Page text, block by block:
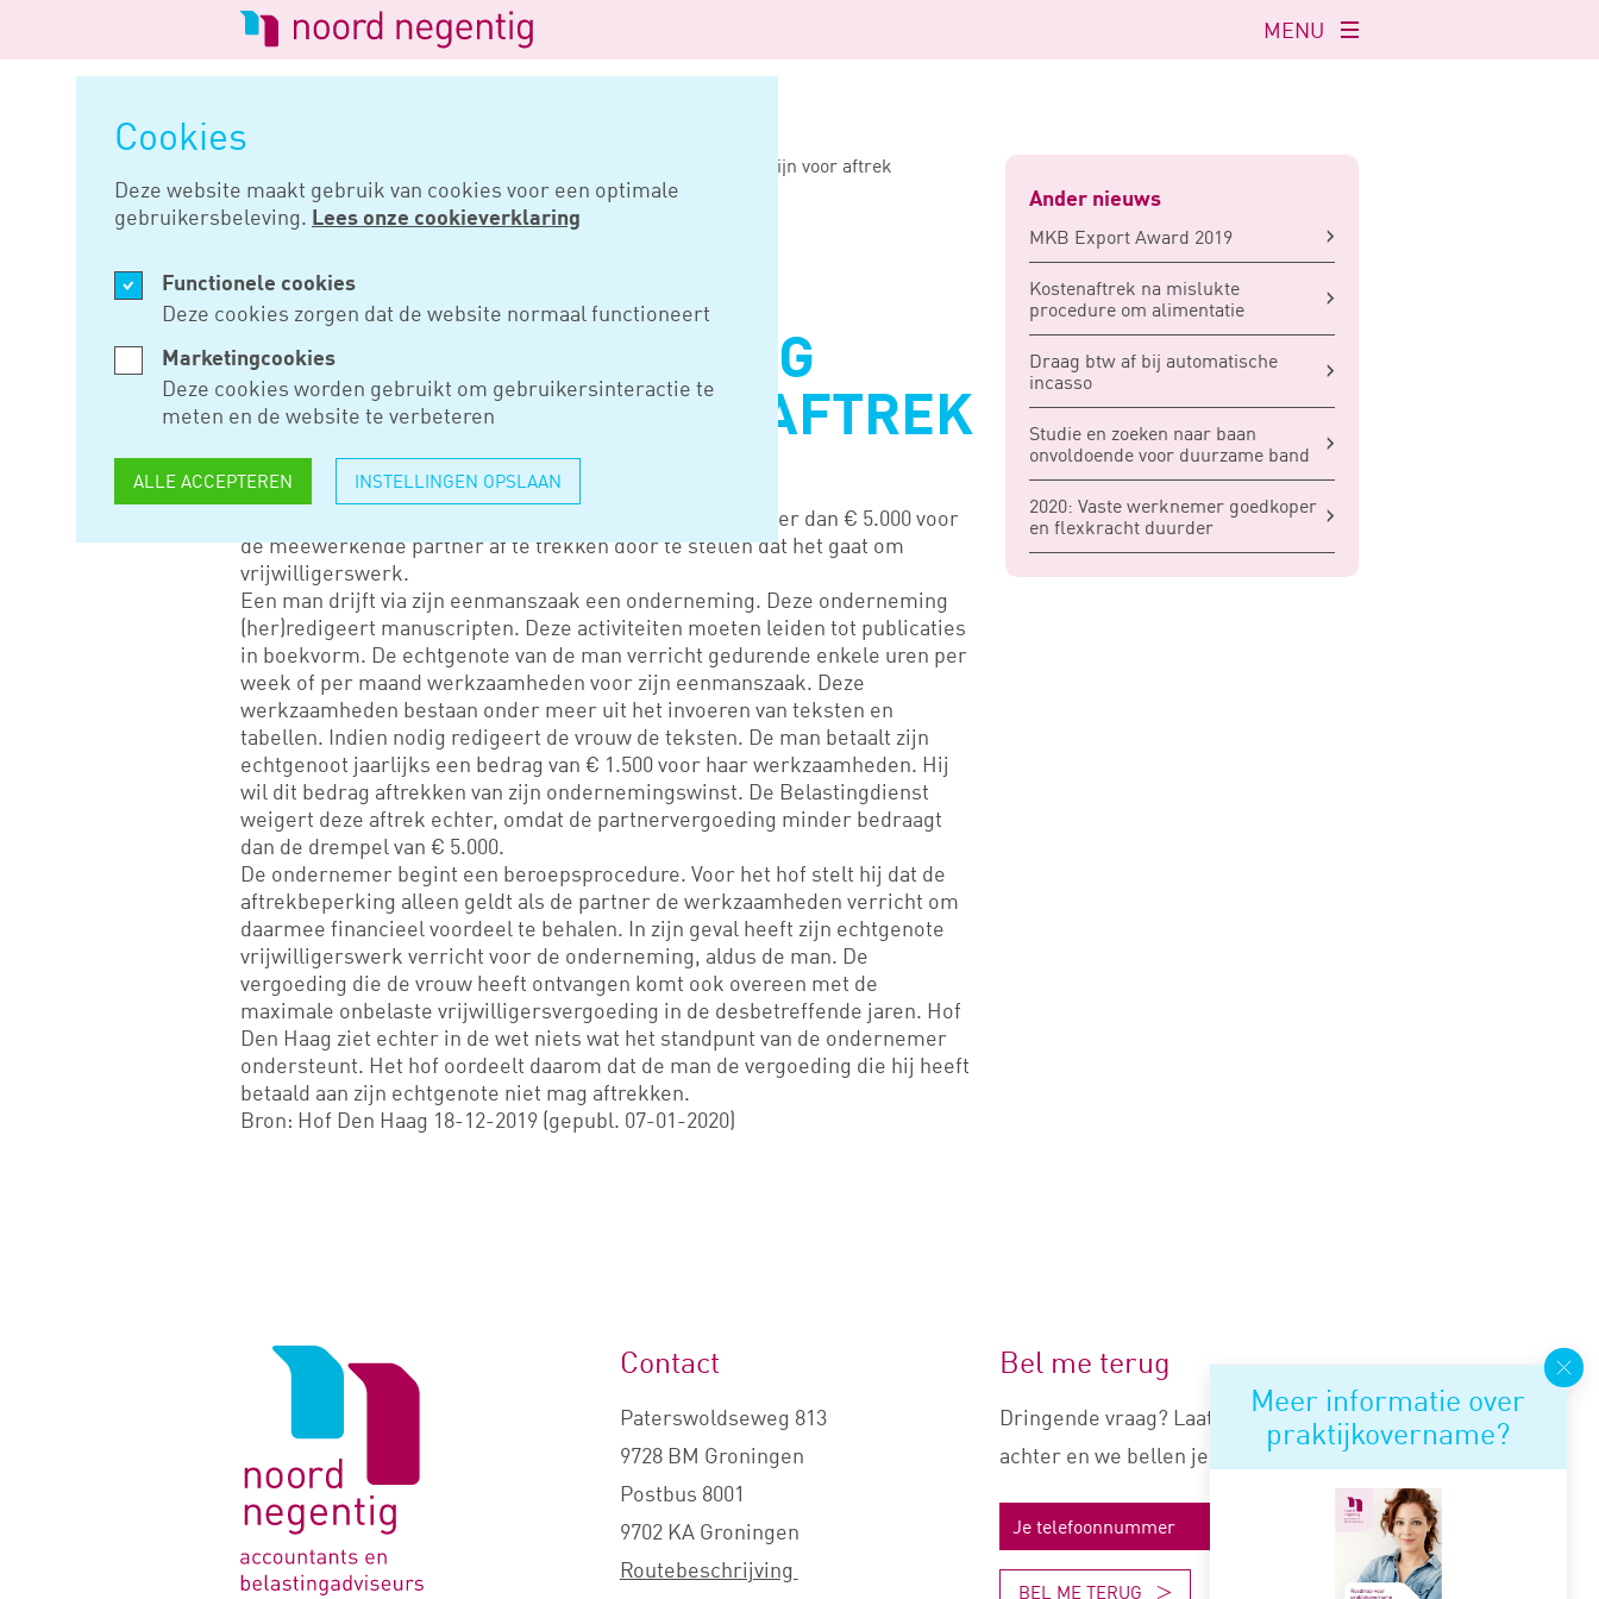
Cookies
Deze website maakt gebruik van cookies voor een optimale
gebruikersbeleving. Lees onze cookieverklaring
Functionele cookies
Deze cookies zorgen dat de website normaal functioneert
Marketingcookies
Deze cookies worden gebruikt om gebruikersinteractie te
meten en de website te verbeteren
ALLE ACCEPTEREN INSTELLINGEN OPSLAAN
Logo
van
Noord
Negentig
Navigatie
openen
MENU
Vergoeding voor partner moet hoog genoeg zijn voor aftrek
JAN 09, 2020
VERGOEDING VOOR
PARTNER MOET HOOG
GENOEG ZIJN VOOR AFTREK
Het is niet mogelijk om een arbeidsvergoeding van minder dan € 5.000 voor
de meewerkende partner af te trekken door te stellen dat het gaat om
vrijwilligerswerk.
Een man drijft via zijn eenmanszaak een onderneming. Deze onderneming
(her)redigeert manuscripten. Deze activiteiten moeten leiden tot publicaties
in boekvorm. De echtgenote van de man verricht gedurende enkele uren per
week of per maand werkzaamheden voor zijn eenmanszaak. Deze
werkzaamheden bestaan onder meer uit het invoeren van teksten en
tabellen. Indien nodig redigeert de vrouw de teksten. De man betaalt zijn
echtgenoot jaarlijks een bedrag van € 1.500 voor haar werkzaamheden. Hij
wil dit bedrag aftrekken van zijn ondernemingswinst. De Belastingdienst
weigert deze aftrek echter, omdat de partnervergoeding minder bedraagt
dan de drempel van € 5.000.
De ondernemer begint een beroepsprocedure. Voor het hof stelt hij dat de
aftrekbeperking alleen geldt als de partner de werkzaamheden verricht om
daarmee financieel voordeel te behalen. In zijn geval heeft zijn echtgenote
vrijwilligerswerk verricht voor de onderneming, aldus de man. De
vergoeding die de vrouw heeft ontvangen komt ook overeen met de
maximale onbelaste vrijwilligersvergoeding in de desbetreffende jaren. Hof
Den Haag ziet echter in de wet niets wat het standpunt van de ondernemer
ondersteunt. Het hof oordeelt daarom dat de man de vergoeding die hij heeft
betaald aan zijn echtgenote niet mag aftrekken.
Bron: Hof Den Haag 18-12-2019 (gepubl. 07-01-2020)
Ander nieuws
MKB Export Award 2019
Kostenaftrek na mislukte
procedure om alimentatie
Draag btw af bij automatische
incasso
Studie en zoeken naar baan
onvoldoende voor duurzame band
2020: Vaste werknemer goedkoper
en flexkracht duurder
Meer informatie over
praktijkovername?
Logo
Contact
Paterswoldseweg 813
9728 BM Groningen
Postbus 8001
9702 KA Groningen
Routebeschrijving
Bel me terug
Dringende vraag? Laat je nummer
achter en we bellen je snel terug.
BEL ME TERUG